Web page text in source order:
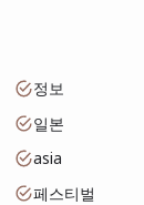
정보
일본
asia
페스티벌